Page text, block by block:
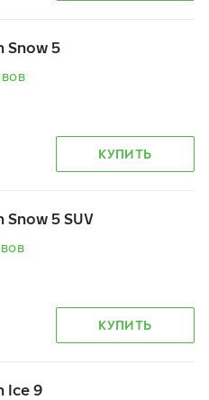
Snow 5
КУПИТЬ
5 SUV
КУПИТЬ
Ice 9